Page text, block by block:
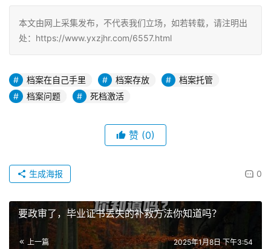
本文由网上采集发布，不代表我们立场，如若转载，请注明出
处：https://www.yxzjhr.com/6557.html
档案在自己手里 档案存放
档案托管
档案问题
死档激活
赞 (0)
0
生成海报
要政审了，毕业证书丢失的补救方法你知道吗？
上一篇 2025年1月8日 下午3:54